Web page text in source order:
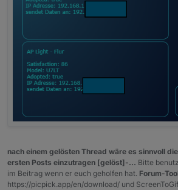
e
a
b
fr
a
g
t
v
al
abfragezyklusdefiniert,
schnelle aktualisierung
clients im WLAN - beim abmelden des clients
werden (15 sek ist
den abfrageoffset zu
auslogmeldung kommt -
bekomme ich nach
anmeldevorgang
nach einem gelösten Thread wäre es sinnvoll
ersten Posts einzutragen [gelöst]-... Bitte
im Beitrag wenn er euch geholfen hat. Forum-
https://picpick.app/en/download/ und ScreenToGif